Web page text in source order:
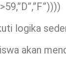
logika
akan